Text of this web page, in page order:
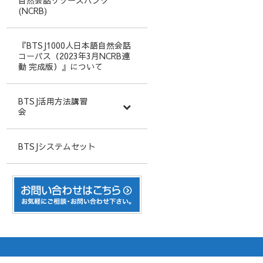
(NCRB)
『BTSJ1000人日本語自然会話
コーパス（2023年3月NCRB連
動 完成版）』について
BTSJ活用方法講習
会
BTSJシステムセット